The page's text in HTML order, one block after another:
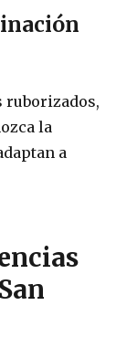
ruborizados,
la
a